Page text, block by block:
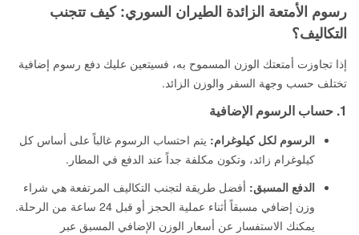
رسوم الأمتعة الزائدة الطيران السوري: كيف تتجنب
التكاليف؟
إذا تجاوزت أمتعتك الوزن المسموح به، فسيتعين عليك دفع رسوم إضافية
تختلف حسب وجهة السفر والوزن الزائد.
1. حساب الرسوم الإضافية
الرسوم لكل كيلوغرام: يتم احتساب الرسوم غالباً على أساس كل
كيلوغرام زائد، وتكون مكلفة جداً عند الدفع في المطار.
الدفع المسبق: أفضل طريقة لتجنب التكاليف المرتفعة هي شراء
وزن إضافي مسبقاً أثناء عملية الحجز أو قبل 24 ساعة من الرحلة.
يمكنك الاستفسار عن أسعار الوزن الإضافي المسبق عبر